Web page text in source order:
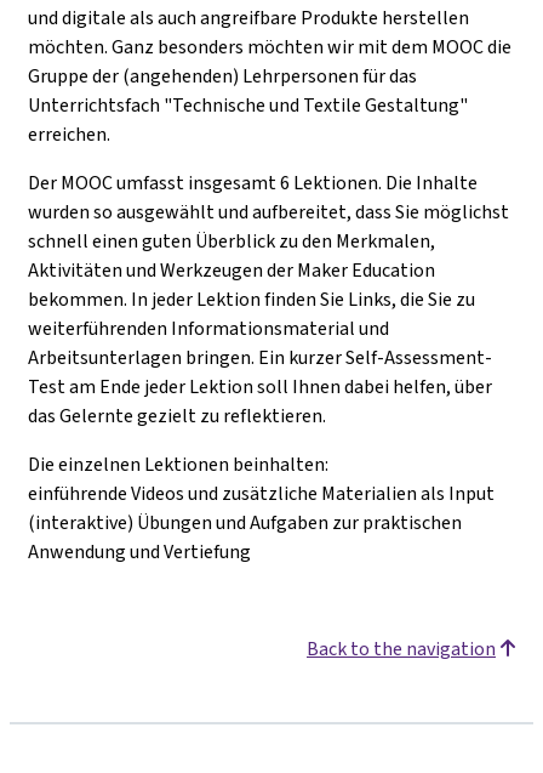
und digitale als auch angreifbare Produkte herstellen
möchten. Ganz besonders möchten wir mit dem MOOC die
Gruppe der (angehenden) Lehrpersonen für das
Unterrichtsfach "Technische und Textile Gestaltung"
erreichen.
Der MOOC umfasst insgesamt 6 Lektionen. Die Inhalte
wurden so ausgewählt und aufbereitet, dass Sie möglichst
schnell einen guten Überblick zu den Merkmalen,
Aktivitäten und Werkzeugen der Maker Education
bekommen. In jeder Lektion finden Sie Links, die Sie zu
weiterführenden Informationsmaterial und
Arbeitsunterlagen bringen. Ein kurzer Self-Assessment-
Test am Ende jeder Lektion soll Ihnen dabei helfen, über
das Gelernte gezielt zu reflektieren.
Die einzelnen Lektionen beinhalten:
einführende Videos und zusätzliche Materialien als Input
(interaktive) Übungen und Aufgaben zur praktischen
Anwendung und Vertiefung
Back to the navigation